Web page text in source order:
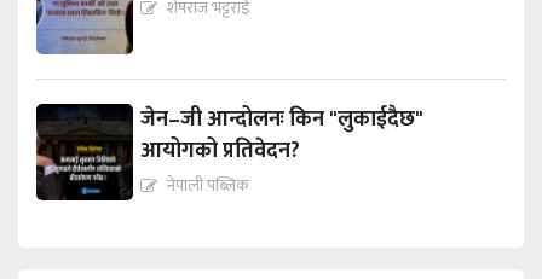
शेषराज भट्टराई
जेन–जी आन्दोलनः किन "लुकाईदैछ"
आयोगको प्रतिवेदन?
नेपाली पब्लिक